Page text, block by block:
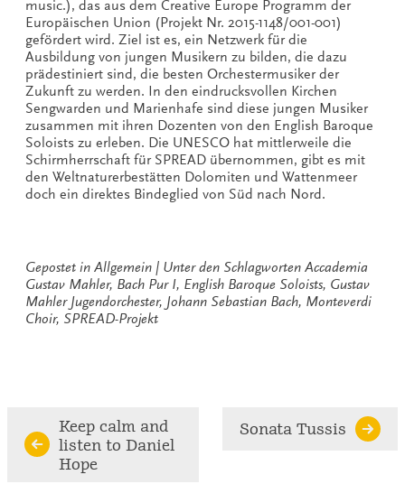
music.), das aus dem Creative Europe Programm der
Europäischen Union (Projekt Nr. 2015-1148/001-001)
gefördert wird. Ziel ist es, ein Netzwerk für die
Ausbildung von jungen Musikern zu bilden, die dazu
prädestiniert sind, die besten Orchestermusiker der
Zukunft zu werden. In den eindrucksvollen Kirchen
Sengwarden und Marienhafe sind diese jungen Musiker
zusammen mit ihren Dozenten von den English Baroque
Soloists zu erleben. Die UNESCO hat mittlerweile die
Schirmherrschaft für SPREAD übernommen, gibt es mit
den Weltnaturerbestätten Dolomiten und Wattenmeer
doch ein direktes Bindeglied von Süd nach Nord.
Gepostet in Allgemein Unter den Schlagworten Accademia
Gustav Mahler, Bach Pur I, English Baroque Soloists, Gustav
Mahler Jugendorchester, Johann Sebastian Bach, Monteverdi
Choir, SPREAD-Projekt
Continue
Reading
Keep calm and
listen to Daniel
Hope
Sonata Tussis